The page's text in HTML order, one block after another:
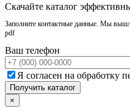
Скачайте каталог
Заполните контактные данные. Мы
pdf
Ваш телефон
Я согласен на обработку
×